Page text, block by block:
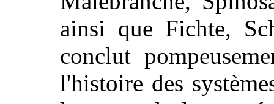
ainsi que Fichte,
conclut
l'histoire des